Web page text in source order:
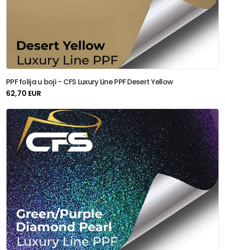
PPF folija u boji - CFS Luxury Line PPF Desert Yellow
62,70 EUR